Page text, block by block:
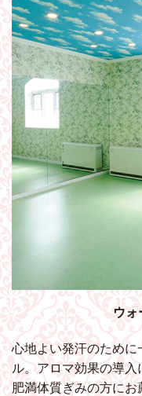
ウォ
心地よい発汗のため
ル。アロマ効果の導
肥満体質ぎみの方に